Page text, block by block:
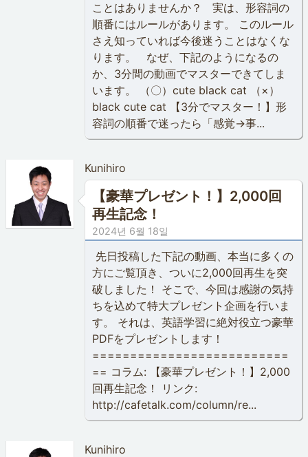
ことはありませんか？ 実は、形容詞の
順番にはルールがあります。 このルール
さえ知っていれば今後迷うことはなくな
ります。 なぜ、下記のようになるの
か、3分間の動画でマスターできてしま
います。 （〇）cute black cat （×）
black cute cat 【3分でマスター！】形
容詞の順番で迷ったら「感覚→事...
Kunihiro
【豪華プレゼント！】2,000回
再生記念！
2024년 6월 18일
先日投稿した下記の動画、本当に多くの
方にご覧頂き、ついに2,000回再生を突
破しました！ そこで、今回は感謝の気持
ちを込めて特大プレゼント企画を行いま
す。 それは、英語学習に絶対役立つ豪華
PDFをプレゼントします！
==========================
== コラム: 【豪華プレゼント！】2,000
回再生記念！ リンク:
http://cafetalk.com/column/re...
Kunihiro